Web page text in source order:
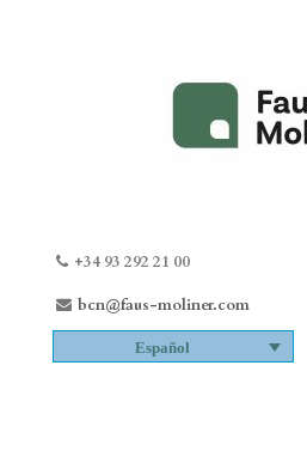
+34 93 292 21 00
bcn@faus-moliner.com
Español